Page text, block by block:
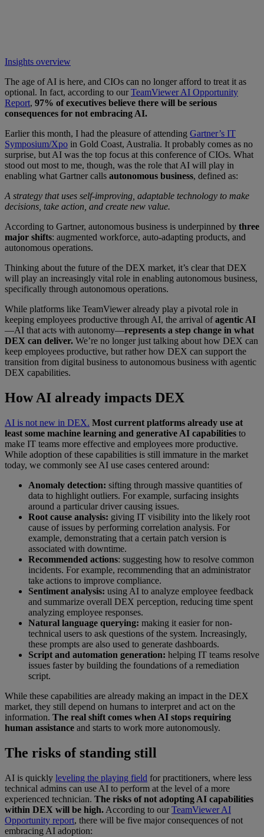
Insights overview
The age of AI is here, and CIOs can no longer afford to treat it as
optional. In fact, according to ourTeamViewer AI Opportunity
Report, 97% of executives believe there will be serious
consequences for not embracing AI.
Earlier this month, I had the pleasure of attending Gartner’s IT
Symposium/Xpo in Gold Coast, Australia. It probably comes as no
surprise, but AI was the top focus at this conference of CIOs. What
stood out most to me, though, was the role that AI will play in
enabling what Gartner calls autonomous business, defined as:
A strategy that uses self-improving, adaptable technology to make
decisions, take action, and create new value.
According to Gartner, autonomous business is underpinned by three
major shifts: augmented workforce, auto-adapting products, and
autonomous operations.
Thinking about the future of the DEX market, it’s clear that DEX
will play an increasingly vital role in enabling autonomous business,
specifically through autonomous operations.
While platforms like TeamViewer already play a pivotal role in
keeping employees productive through AI, the arrival ofagentic AI
—AI that acts with autonomy—represents a step change in what
DEX can deliver. We’re no longer just talking about how DEX can
keep employees productive, but rather how DEX can support the
transition from digital business to autonomous business with agentic
DEX capabilities.
How AI already impacts DEX
AI is not new in DEX. Most current platforms already use at
least some machine learning and generative AI capabilities to
make IT teams more effective and employees more productive.
While adoption of these capabilities is still immature in the market
today, we commonly see AI use cases centered around:
Anomaly detection: sifting through massive quantities of
data to highlight outliers. For example, surfacing insights
around a particular driver causing issues.
Root cause analysis: giving IT visibility into the likely root
cause of issues by performing correlation analysis. For
example, demonstrating that a certain patch version is
associated with downtime.
Recommended actions: suggesting how to resolve common
incidents. For example, recommending that an administrator
take actions to improve compliance.
Sentiment analysis: using AI to analyze employee feedback
and summarize overall DEX perception, reducing time spent
analyzing employee responses.
Natural language querying: making it easier for non-
technical users to ask questions of the system. Increasingly,
these prompts are also used to generate dashboards.
Script and automation generation: helping IT teams resolve
issues faster by building the foundations of a remediation
script.
While these capabilities are already making an impact in the DEX
market, they still depend on humans to interpret and act on the
information. The real shift comes when AI stops requiring
human assistance and starts to work more autonomously.
The risks of standing still
AI is quickly leveling the playing field for practitioners, where less
technical admins can use AI to perform at the level of a more
experienced technician. The risks of not adopting AI capabilities
within DEX will be high. According to ourTeamViewer AI
Opportunity report, there will be five major consequences of not
embracing AI adoption: